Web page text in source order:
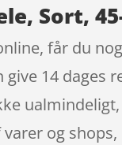
Sort,
får du
14 dages
og